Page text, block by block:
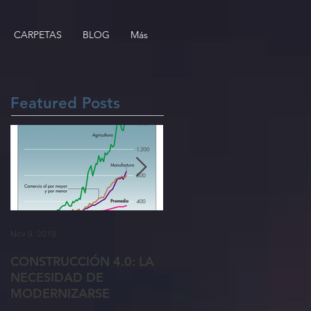
CARPETAS BLOG Más
Featured Posts
CONSTRUCCIÓN 4.0: LA
NECESIDAD DE
MODERNIZARSE
Nov 9, 2018